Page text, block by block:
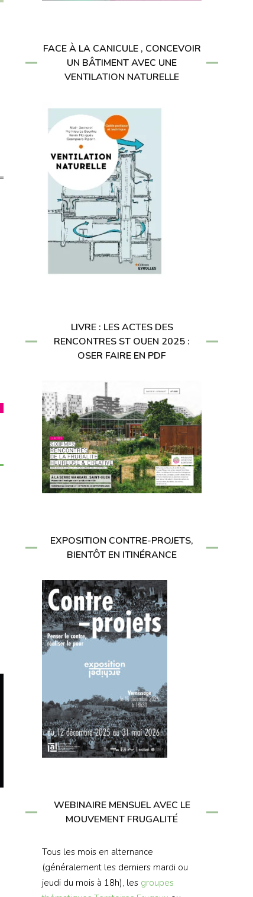
FACE À LA CANICULE , CONCEVOIR
UN BÂTIMENT AVEC UNE
VENTILATION NATURELLE
LIVRE : LES ACTES DES
RENCONTRES ST OUEN 2025 :
OSER FAIRE EN PDF
EXPOSITION CONTRE-PROJETS,
BIENTÔT EN ITINÉRANCE
WEBINAIRE MENSUEL AVEC LE
MOUVEMENT FRUGALITÉ
Tous les mois en alternance
(généralement les derniers mardi ou
jeudi du mois à 18h), les groupes